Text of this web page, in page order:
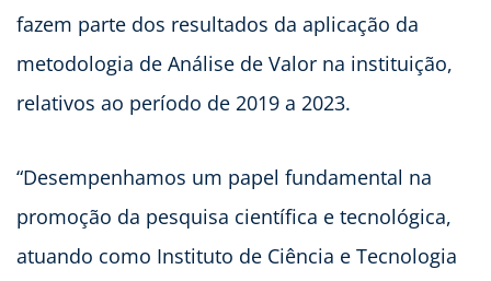
fazem parte dos resultados da aplicação da
metodologia de Análise de Valor na instituição,
relativos ao período de 2019 a 2023.
“Desempenhamos um papel fundamental na
promoção da pesquisa científica e tecnológica,
atuando como Instituto de Ciência e Tecnologia